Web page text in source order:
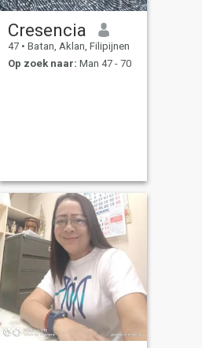
Cresencia
47 • Batan, Aklan, Filipijnen
Op zoek naar: Man 47 - 70